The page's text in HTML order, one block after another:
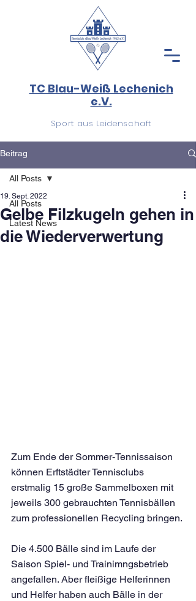
TC Blau-Weiß Lechenich
e.V.
Sport aus Leidenschaft
Beitrag
All Posts
Latest News
All Posts
Gelbe Filzkugeln gehen in
die Wiederverwertung
19. Sept. 2022
Zum Ende der Sommer-Tennissaison
können Erftstädter Tennisclubs
erstmalig 15 große Sammelboxen mit
jeweils 300 gebrauchten Tennisbällen
zum professionellen Recycling bringen.
Die 4.500 Bälle sind im Laufe der
Saison Spiel- und Trainimngsbetrieb
angefallen. Aber fleißige Helferinnen
und Helfer haben auch Bälle in der